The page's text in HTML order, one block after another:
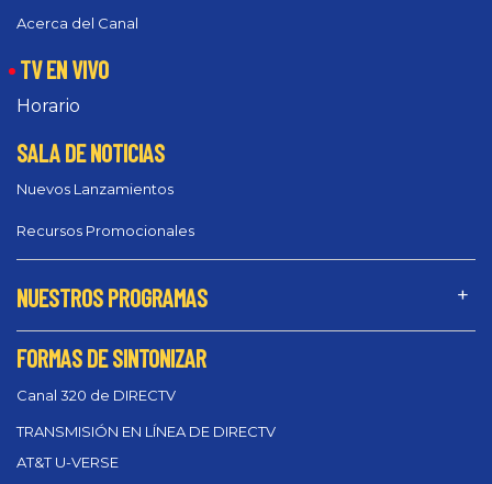
Acerca del Canal
TV EN VIVO
Horario
SALA DE NOTICIAS
Nuevos Lanzamientos
Recursos Promocionales
NUESTROS PROGRAMAS
FORMAS DE SINTONIZAR
Canal 320 de DIRECTV
TRANSMISIÓN EN LÍNEA DE DIRECTV
AT&T U-VERSE